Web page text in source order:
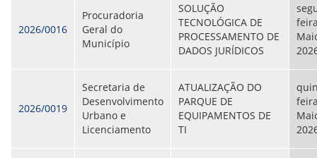
2026/0016
Procuradoria
Geral do
Município
SOLUÇÃO
TECNOLÓGICA DE
PROCESSAMENTO DE
DADOS JURÍDICOS
2026/0019
Secretaria de
Desenvolvimento
Urbano e
Licenciamento
ATUALIZAÇÃO DO
PARQUE DE
EQUIPAMENTOS DE
TI